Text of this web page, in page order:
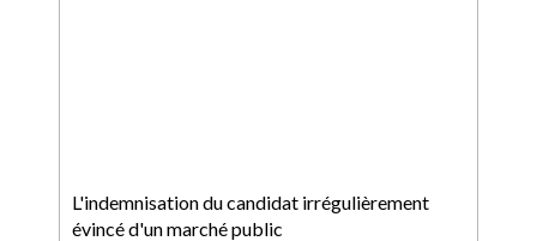
L'indemnisation du candidat irrégulièrement
évincé d'un marché public